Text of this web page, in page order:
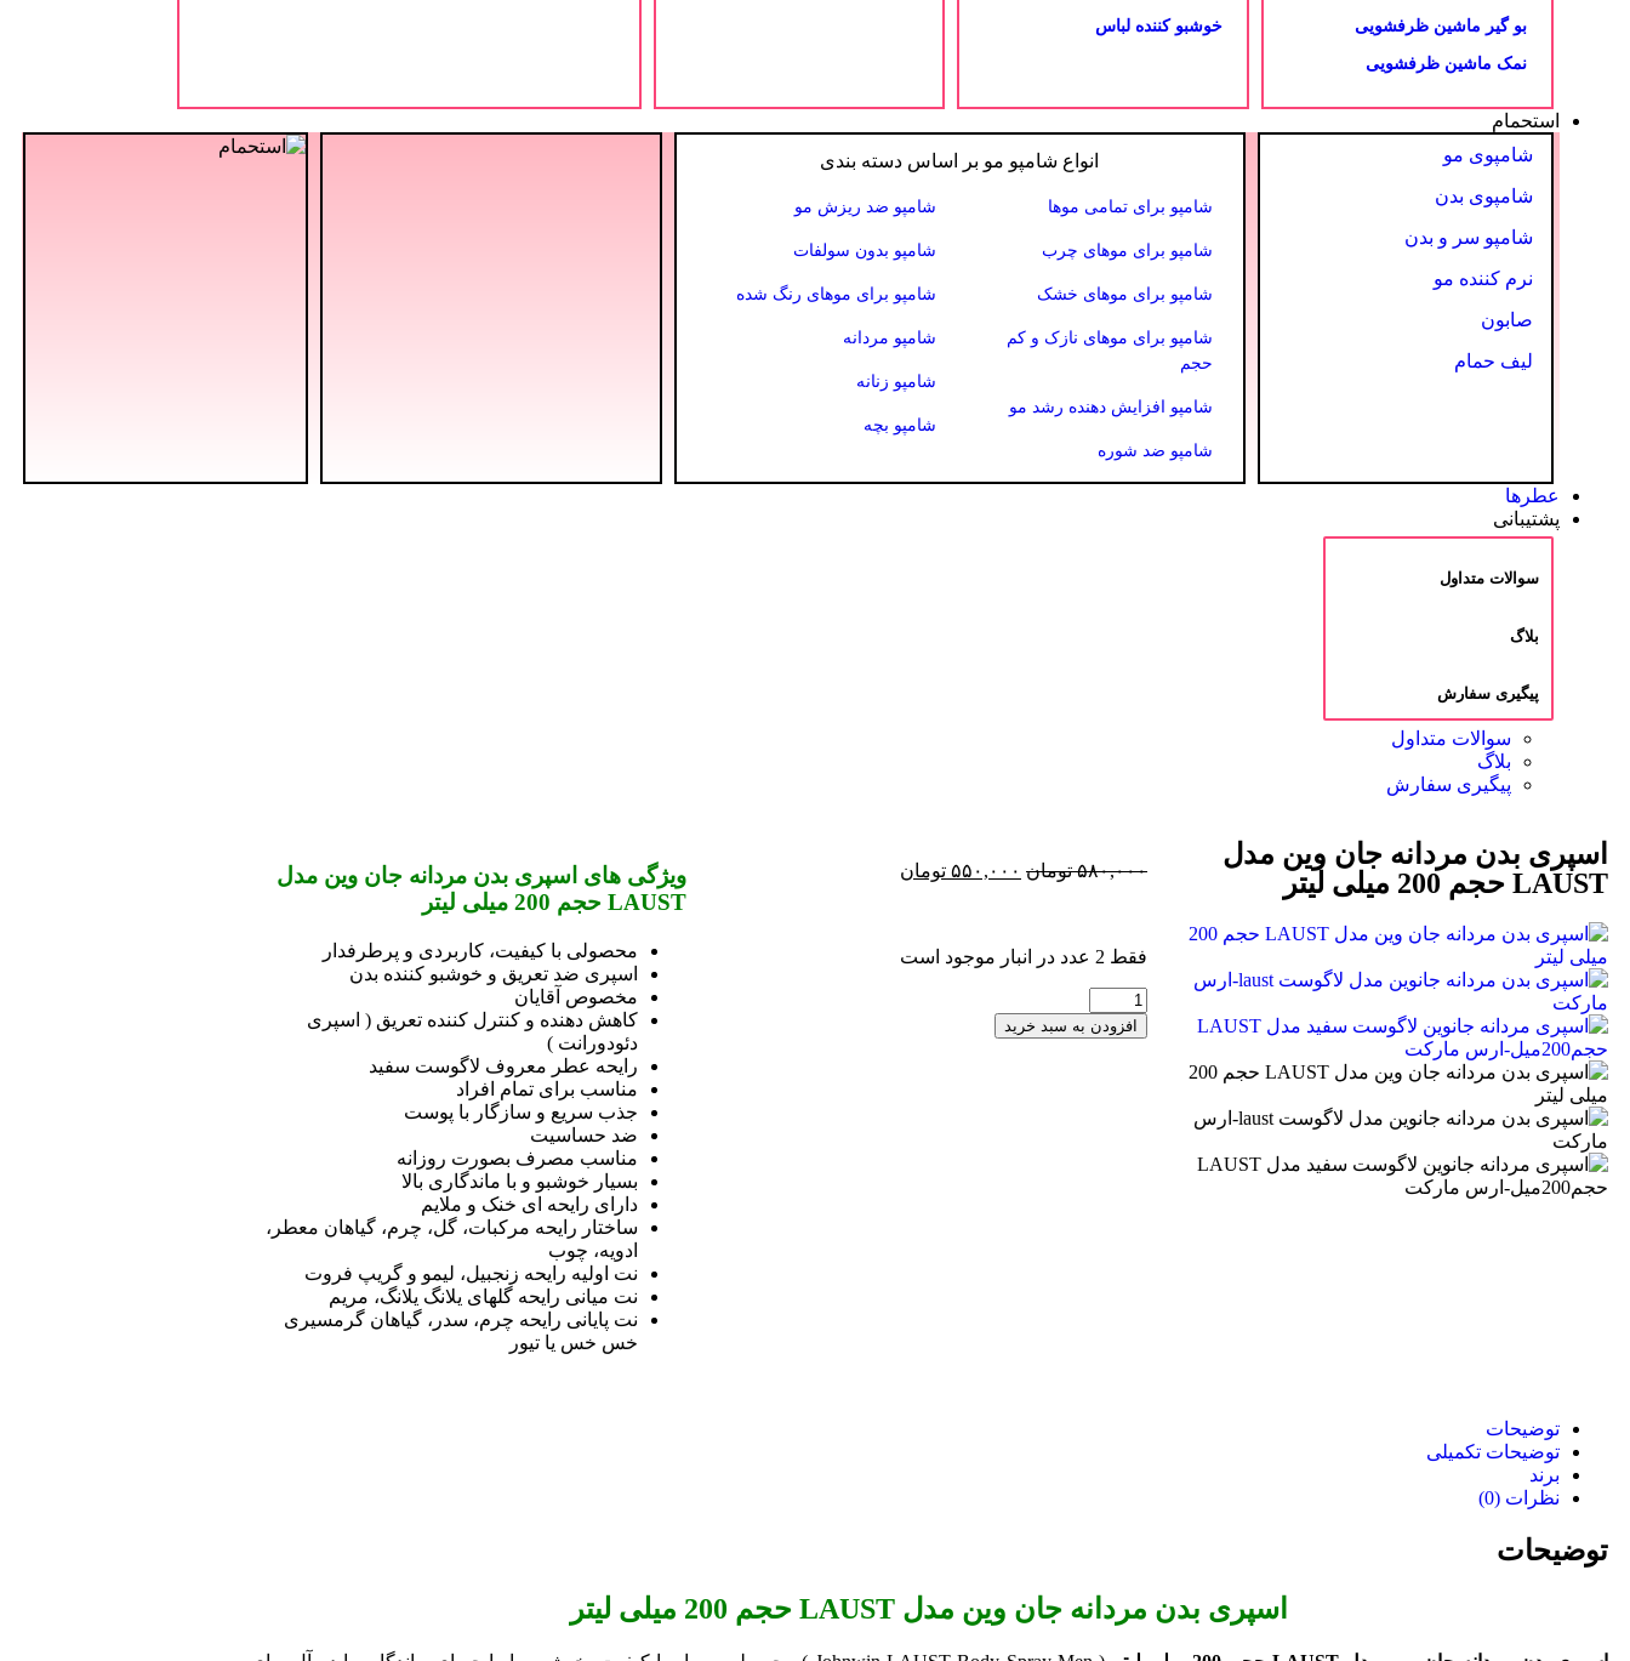
بو گیر ماشین ظرفشویی
نمک ماشین ظرفشویی
خوشبو کننده لباس
استحمام
شامپوی مو
شامپوی بدن
شامپو سر و بدن
نرم کننده مو
صابون
لیف حمام
انواع شامپو مو بر اساس دسته بندی
شامپو برای تمامی موها
شامپو برای موهای چرب
شامپو برای موهای خشک
شامپو برای موهای نازک و کم
حجم
شامپو افزایش دهنده رشد مو
شامپو ضد شوره
شامپو ضد ریزش مو
شامپو بدون سولفات
شامپو برای موهای رنگ شده
شامپو مردانه
شامپو زنانه
شامپو بچه
عطرها
پشتیبانی
سوالات متداول
بلاگ
پیگیری سفارش
سوالات متداول
بلاگ
پیگیری سفارش
اسپری بدن مردانه جان وین مدل
LAUST حجم 200 میلی لیتر
۵۸۰,۰۰۰ تومان ۵۵۰,۰۰۰ تومان
فقط 2 عدد در انبار موجود است
افزودن به سبد خرید
ویژگی های اسپری بدن مردانه جان وین مدل
LAUST حجم 200 میلی لیتر
محصولی با کیفیت، کاربردی و پرطرفدار
اسپری ضد تعریق و خوشبو کننده بدن
مخصوص آقایان
کاهش دهنده و کنترل کننده تعریق ( اسپری
دئودورانت )
رایحه عطر معروف لاگوست سفید
مناسب برای تمام افراد
جذب سریع و سازگار با پوست
ضد حساسیت
مناسب مصرف بصورت روزانه
بسیار خوشبو و با ماندگاری بالا
دارای رایحه ای خنک و ملایم
ساختار رایحه مرکبات، گل، چرم، گیاهان معطر،
ادویه، چوب
نت اولیه رایحه زنجبیل، لیمو و گریپ فروت
نت میانی رایحه گلهای یلانگ یلانگ، مریم
نت پایانی رایحه چرم، سدر، گیاهان گرمسیری
خس خس یا تیور
توضیحات
توضیحات تکمیلی
برند
نظرات (0)
توضیحات
اسپری بدن مردانه جان وین مدل LAUST حجم 200 میلی لیتر